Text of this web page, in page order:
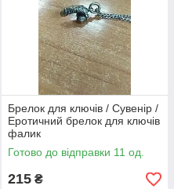
Брелок для ключів / Сувенір /
Еротичний брелок для ключів
фалик
Готово до відправки 11 од.
215 ₴